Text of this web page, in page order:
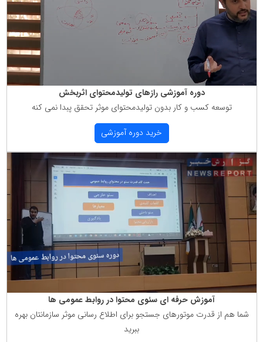
دوره آموزشی رازهای تولیدمحتوای اثربخش
توسعه كسب و كار بدون تولیدمحتوای موثر تحقق پبدا نمی كنه
خرید دوره آموزشی
آموزش حرفه ای سئوی محتوا در روابط عمومی ها
شما هم از قدرت موتورهای جستجو برای اطلاع رسانی موثر سازمانتان بهره
ببرید